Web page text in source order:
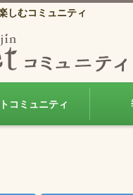
しむコミュニティ
コミュニティ